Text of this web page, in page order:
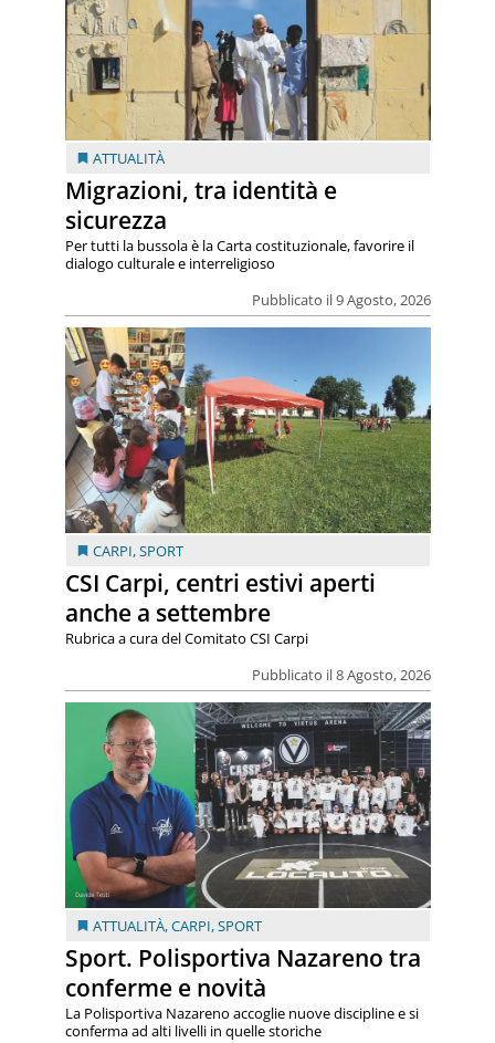
ATTUALITÀ
Migrazioni, tra identità e
sicurezza
Pubblicato il 9 Agosto, 2026
Per tutti la bussola è la Carta costituzionale, favorire il
dialogo culturale e interreligioso
CARPI,SPORT
CSI Carpi, centri estivi aperti
anche a settembre
Pubblicato il 8 Agosto, 2026
Rubrica a cura del Comitato CSI Carpi
ATTUALITÀ,CARPI,SPORT
Sport. Polisportiva Nazareno tra
conferme e novità
La Polisportiva Nazareno accoglie nuove discipline e si
conferma ad alti livelli in quelle storiche